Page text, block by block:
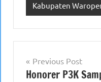
Kabupaten
Navigasi
pos
Previous Post
Honorer P3K